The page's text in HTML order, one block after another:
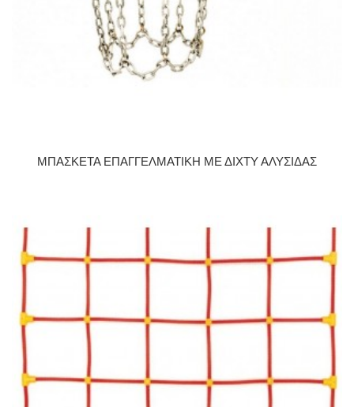
ΜΠΑΣΚΕΤΑ ΕΠΑΓΓΕΛΜΑΤΙΚΗ ΜΕ ΔΙΧΤΥ ΑΛΥΣΙΔΑΣ